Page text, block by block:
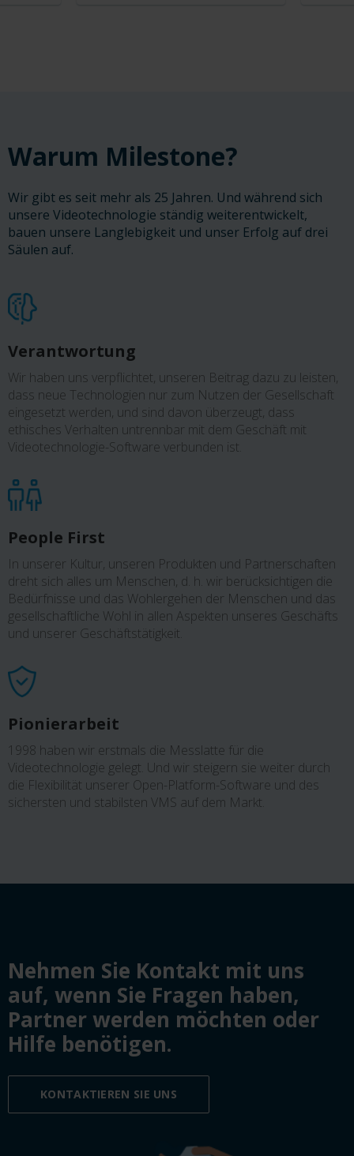
Warum Milestone?
Wir gibt es seit mehr als 25 Jahren. Und während sich
unsere Videotechnologie ständig weiterentwickelt,
bauen unsere Langlebigkeit und unser Erfolg auf drei
Säulen auf.
Verantwortung
Wir haben uns verpflichtet, unseren Beitrag dazu zu leisten,
dass neue Technologien nur zum Nutzen der Gesellschaft
eingesetzt werden, und sind davon überzeugt, dass
ethisches Verhalten untrennbar mit dem Geschäft mit
Videotechnologie-Software verbunden ist.
People First
In unserer Kultur, unseren Produkten und Partnerschaften
dreht sich alles um Menschen, d. h. wir berücksichtigen die
Bedürfnisse und das Wohlergehen der Menschen und das
gesellschaftliche Wohl in allen Aspekten unseres Geschäfts
und unserer Geschäftstätigkeit.
Pionierarbeit
1998 haben wir erstmals die Messlatte für die
Videotechnologie gelegt. Und wir steigern sie weiter durch
die Flexibilität unserer Open-Platform-Software und des
sichersten und stabilsten VMS auf dem Markt.
Nehmen Sie Kontakt mit uns
auf, wenn Sie Fragen haben,
Partner werden möchten oder
Hilfe benötigen.
KONTAKTIEREN SIE UNS